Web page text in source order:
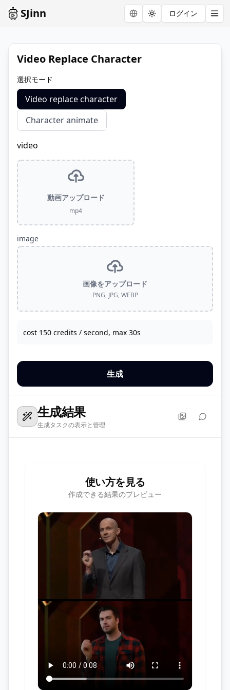
SJinn Toggle theme
ログイン
Video Replace Character
選択モード
Video replace character
Character animate
video
動画アップロード
mp4
image
画像をアップロード
PNG, JPG, WEBP
cost 150 credits / second, max 30s
生成
生成結果
生成タスクの表示と管理
使い方を見る
作成できる結果のプレビュー